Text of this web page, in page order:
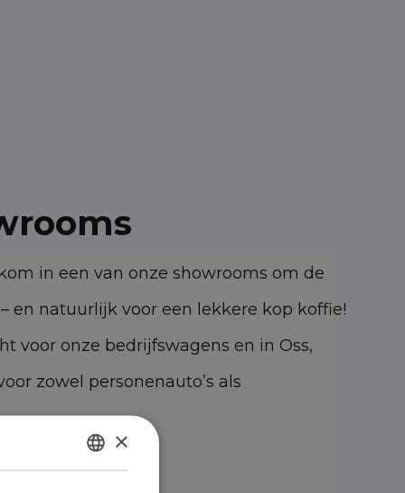
in een van onze showrooms om de
en natuurlijk voor een lekkere kop koffie!
voor onze bedrijfswagens en in Oss,
zowel personenauto’s als
KK Oss
DUTCH
×